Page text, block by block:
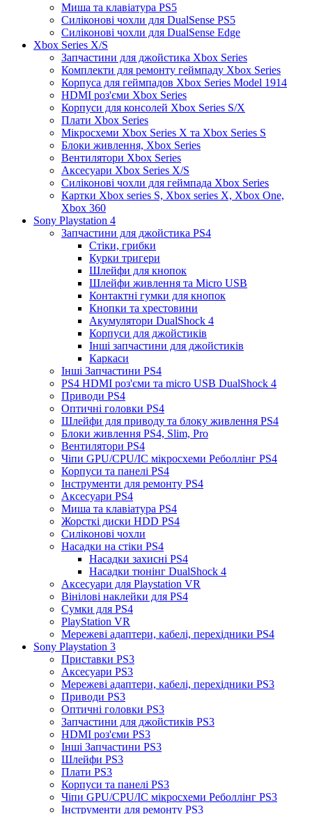
Миша та клавіатура PS5
Силіконові чохли для DualSense PS5
Силіконові чохли для DualSense Edge
Xbox Series X/S
Запчастини для джойстика Xbox Series
Комплекти для ремонту геймпаду Xbox Series
Корпуса для геймпадов Xbox Series Model 1914
HDMI роз'єми Xbox Series
Корпуси для консолей Xbox Series S/X
Плати Xbox Series
Мікросхеми Xbox Series X та Xbox Series S
Блоки живлення, Xbox Series
Вентилятори Xbox Series
Аксесуари Xbox Series X/S
Силіконові чохли для геймпада Xbox Series
Картки Xbox series S, Xbox series X, Xbox One,
Xbox 360
Sony Playstation 4
Запчастини для джойстика PS4
Стіки, грибки
Курки тригери
Шлейфи для кнопок
Шлейфи живлення та Micro USB
Контактні гумки для кнопок
Кнопки та хрестовини
Акумулятори DualShock 4
Корпуси для джойстиків
Інші запчастини для джойстиків
Каркаси
Інші Запчастини PS4
PS4 HDMI роз'єми та micro USB DualShock 4
Приводи PS4
Оптичні головки PS4
Шлейфи для приводу та блоку живлення PS4
Блоки живлення PS4, Slim, Pro
Вентилятори PS4
Чіпи GPU/CPU/IC мікросхеми Реболлінг PS4
Корпуси та панелі PS4
Інструменти для ремонту PS4
Аксесуари PS4
Миша та клавіатура PS4
Жорсткі диски HDD PS4
Силіконові чохли
Насадки на стіки PS4
Насадки захисні PS4
Насадки тюнінг DualShock 4
Аксесуари для Playstation VR
Вінілові наклейки для PS4
Сумки для PS4
PlayStation VR
Мережеві адаптери, кабелі, перехідники PS4
Sony Playstation 3
Приставки PS3
Аксесуари PS3
Мережеві адаптери, кабелі, перехідники PS3
Приводи PS3
Оптичні головки PS3
Запчастини для джойстиків PS3
HDMI роз'єми PS3
Інші Запчастини PS3
Шлейфи PS3
Плати PS3
Корпуси та панелі PS3
Чіпи GPU/CPU/IC мікросхеми Реболлінг PS3
Інструменти для ремонту PS3